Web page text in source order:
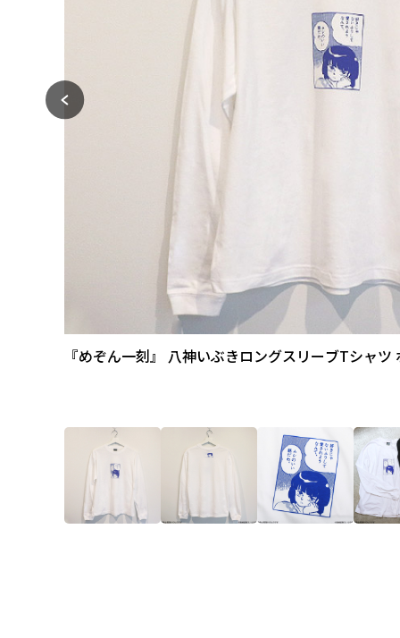
『めぞん一刻』 八神いぶきロングスリーブTシャツ